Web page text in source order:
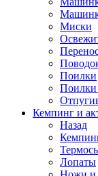
Миски
Поилки
Кемпинг и
Назад
Лопаты